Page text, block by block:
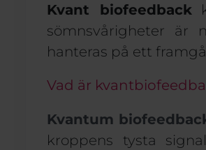
Kvant biofeedback
sömnsvårigheter
hanteras på ett
Vad är
Kvantum
kroppens tysta